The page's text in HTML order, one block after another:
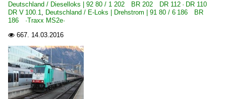
Deutschland / Dieselloks | 92 80 / 1 202 BR 202 DR 112 · DR 110
DR V 100.1, Deutschland / E-Loks | Drehstrom | 91 80 / 6 186 BR
186 ·Traxx MS2e·
 667. 14.03.2016